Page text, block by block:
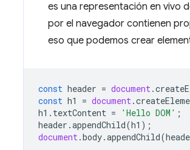
es una representación en vivo
por el navegador contienen
eso que podemos crear
const header = document.
const h1 = document.
h1 . textContent = 'Hello DOM' ;
header .appendChild(h1 );
document.body.appendChild(